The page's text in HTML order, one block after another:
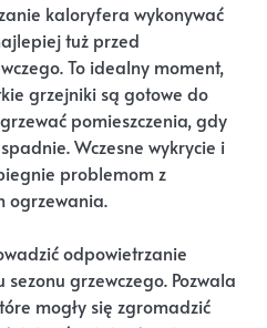
kaloryfera wykonywać
tuż przed
To idealny moment,
grzejniki są gotowe do
pomieszczenia, gdy
Wczesne wykrycie i
problemom z
ogrzewania.
odpowietrzanie
grzewczego. Pozwala
mogły się zgromadzić